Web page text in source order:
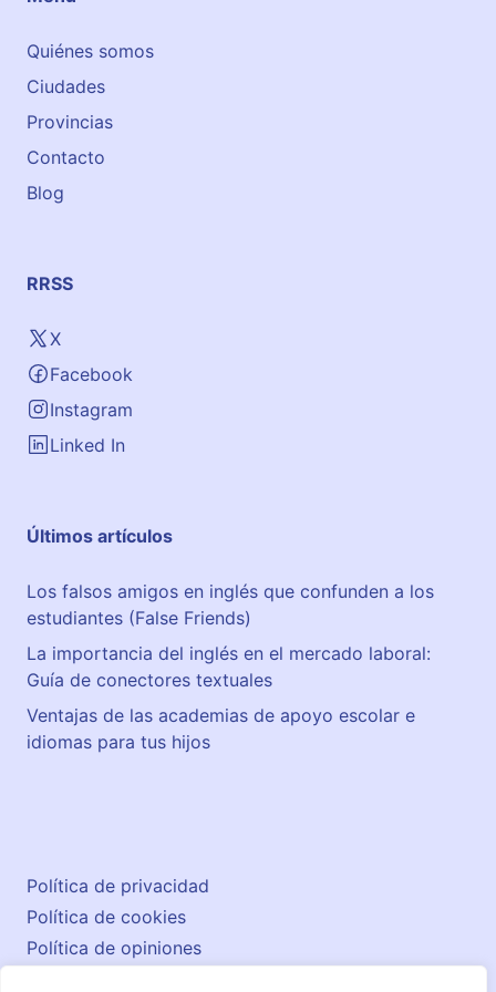
i
n
o
Quiénes somos
Ciudades
Provincias
Contacto
Blog
RRSS
X
Facebook
Instagram
Linked In
Últimos artículos
Los falsos amigos en inglés que confunden a los
estudiantes (False Friends)
La importancia del inglés en el mercado laboral:
Guía de conectores textuales
Ventajas de las academias de apoyo escolar e
idiomas para tus hijos
Política de privacidad
Política de cookies
Política de opiniones